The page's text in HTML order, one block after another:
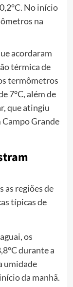
No início
na
acordaram
térmica de
termômetros
7°C, além de
que atingiu
Campo Grande
as regiões de
típicas de
os
durante a
umidade
da manhã.